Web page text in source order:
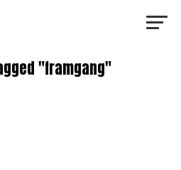
"framgang"